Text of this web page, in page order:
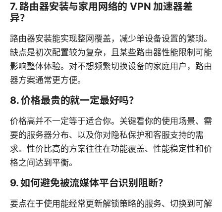
7. 路由器安装与家用网络的 VPN 加速器差
异？
路由器安装能实现整网覆盖，减少单设备设置的繁琐。
缺点是初次配置较为复杂，且某些路由器性能限制可能
影响整体体验。对不想频繁切换设备的家庭用户，路由
器方案通常更方便。
8. 价格最贵的就一定最好吗？
价格高并不一定等于适合你。关键看你的使用场景、需
要的服务器分布、以及你对隐私保护和客服支持的需
求。性价比高的方案往往在功能覆盖、性能稳定性和价
格之间达到平衡。
9. 如何避免被流媒体平台识别阻断？
要点在于使用能经常更新解锁策略的服务、切换到可解